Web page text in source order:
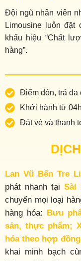
Đội ngũ nhân viên
Limousine luôn
khẩu hiệu “Chất
hàng”.
Điểm đón, trả đa
Khởi hành từ
Đặt vé và thanh
Lan Vũ Bến Tre
phát nhanh tại Sài
chuyển mọi loại
hàng hóa:
Bưu
sản, thực phẩm;
hóa theo hợp đồng
khai minh bạch